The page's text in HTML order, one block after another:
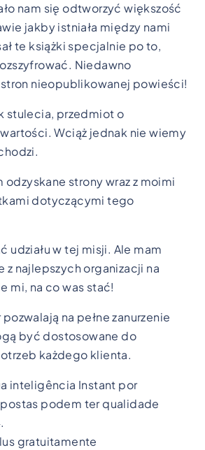
nam się odtworzyć większość
jakby istniała między nami
te książki specjalnie po to,
Niedawno
nieopublikowanej powieści!
stulecia, przedmiot o
Wciąż jednak nie wiemy
odzyskane strony wraz z moimi
dotyczącymi tego
udziału w tej misji. Ale mam
z najlepszych organizacji na
mi, na co was stać!
na pełne zanurzenie
być dostosowane do
każdego klienta.
inteligência Instant por
podem ter qualidade
gratuitamente